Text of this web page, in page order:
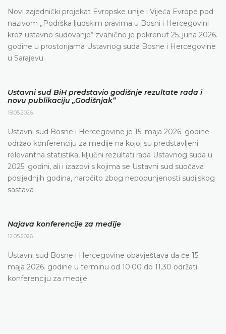
Novi zajednički projekat Evropske unije i Vijeća Evrope pod
nazivom „Podrška ljudskim pravima u Bosni i Hercegovini
kroz ustavno sudovanje“ zvanično je pokrenut 25. juna 2026.
godine u prostorijama Ustavnog suda Bosne i Hercegovine
u Sarajevu.
Ustavni sud BiH predstavio godišnje rezultate rada i
novu publikaciju „Godišnjak“
18.05.2026.
Ustavni sud Bosne i Hercegovine je 15. maja 2026. godine
održao konferenciju za medije na kojoj su predstavljeni
relevantna statistika, ključni rezultati rada Ustavnog suda u
2025. godini, ali i izazovi s kojima se Ustavni sud suočava
posljednjih godina, naročito zbog nepopunjenosti sudijskog
sastava
Najava konferencije za medije
12.05.2026.
Ustavni sud Bosne i Hercegovine obavještava da će 15.
maja 2026. godine u terminu od 10.00 do 11.30 održati
konferenciju za medije